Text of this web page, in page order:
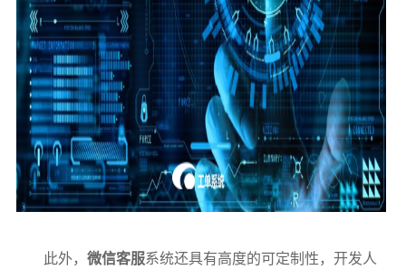
此外， 微信客服系统还具有高度的可定制性，开发人